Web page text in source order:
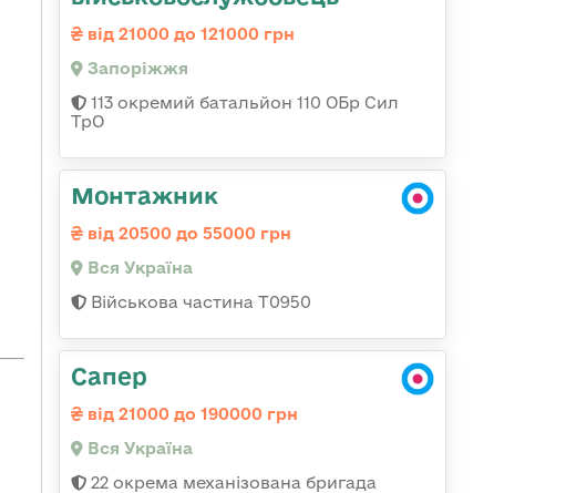
від 21000 до 121000 грн
Запоріжжя
113 окремий батальйон 110 ОБр Сил
ТрО
Монтажник
від 20500 до 55000 грн
Вся Україна
Військова частина Т0950
Сапер
від 21000 до 190000 грн
Вся Україна
22 окрема механізована бригада